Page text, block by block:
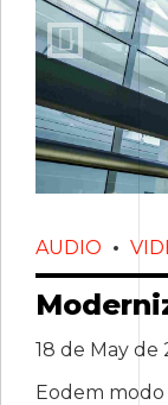
AUDIO
18 de May de
Eodem